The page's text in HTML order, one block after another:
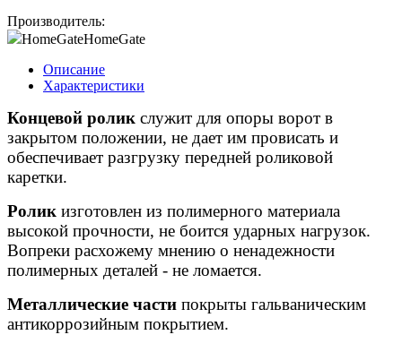
Производитель:
HomeGateHomeGate
Описание
Характеристики
Концевой ролик служит для опоры ворот в
закрытом положении, не дает им провисать и
обеспечивает разгрузку передней роликовой
каретки.
Ролик изготовлен из полимерного материала
высокой прочности, не боится ударных нагрузок.
Вопреки расхожему мнению о ненадежности
полимерных деталей - не ломается.
Металлические части покрыты гальваническим
антикоррозийным покрытием.